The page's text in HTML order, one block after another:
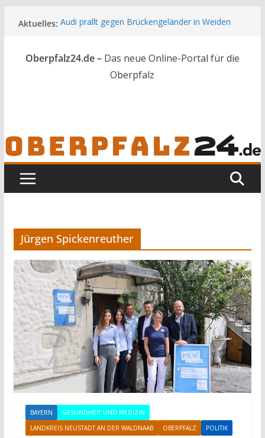
Inhalt
Aktuelles: Audi prallt gegen Brückengeländer in Weiden
Kindergeburtstag endet für Erwachsene im
Polizeigewahrsam
Wenn selbst der Polizeialltag kurios wird
Oberpfalz24.de – Das neue Online-Portal für die
Oberpfalz
Jürgen Spickenreuther
BAYERN
GESUNDHEIT UND MEDIZIN
LANDKREIS NEUSTADT AN DER WALDNAAB
OBERPFALZ POLITIK